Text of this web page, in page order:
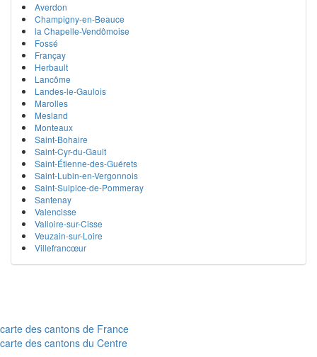
Averdon
Champigny-en-Beauce
la Chapelle-Vendômoise
Fossé
Françay
Herbault
Lancôme
Landes-le-Gaulois
Marolles
Mesland
Monteaux
Saint-Bohaire
Saint-Cyr-du-Gault
Saint-Étienne-des-Guérets
Saint-Lubin-en-Vergonnois
Saint-Sulpice-de-Pommeray
Santenay
Valencisse
Valloire-sur-Cisse
Veuzain-sur-Loire
Villefrancœur
carte des cantons de France
carte des cantons du Centre